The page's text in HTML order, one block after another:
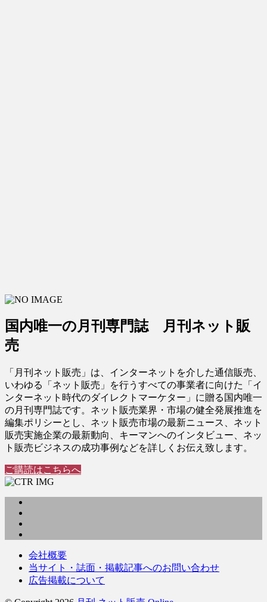
国内唯一の月刊専門誌 月刊ネット販
売
「月刊ネット販売」は、インターネットを介した通信販売、
いわゆる「ネット販売」を行うすべての事業者に向けた「イ
ンターネット時代のダイレクトマーケター」に贈る国内唯一
の月刊専門誌です。ネット販売業界・市場の健全発展推進を
編集ポリシーとし、ネット販売市場の最新ニュース、ネット
販売実施企業の最新動向、キーマンへのインタビュー、ネッ
ト販売ビジネスの成功事例などを詳しくお伝え致します。
ご購読はこちらへ
会社概要
当サイト・誌面・掲載記事へのお問い合わせ
広告掲載について